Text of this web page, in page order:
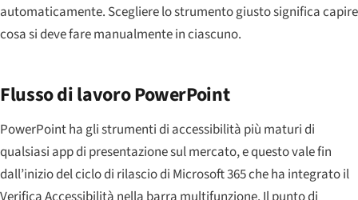
automaticamente. Scegliere lo strumento giusto significa capire
cosa si deve fare manualmente in ciascuno.
Flusso di lavoro PowerPoint
PowerPoint ha gli strumenti di accessibilità più maturi di
qualsiasi app di presentazione sul mercato, e questo vale fin
dall’inizio del ciclo di rilascio di Microsoft 365 che ha integrato il